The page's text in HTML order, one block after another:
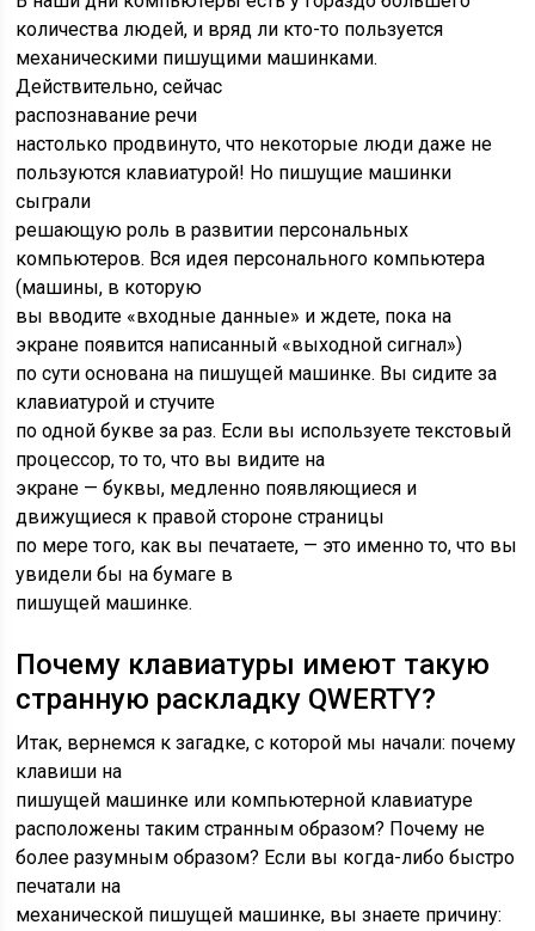
количества людей, и вряд ли кто-то пользуется
механическими пишущими машинками.
Действительно, сейчас
распознавание речи
настолько продвинуто, что некоторые люди даже не
пользуются клавиатурой! Но пишущие машинки
сыграли
решающую роль в развитии персональных
компьютеров. Вся идея персонального компьютера
(машины, в которую
вы вводите «входные данные» и ждете, пока на
экране появится написанный «выходной сигнал»)
по сути основана на пишущей машинке. Вы сидите за
клавиатурой и стучите
по одной букве за раз. Если вы используете текстовый
процессор, то то, что вы видите на
экране — буквы, медленно появляющиеся и
движущиеся к правой стороне страницы
по мере того, как вы печатаете, — это именно то, что вы
увидели бы на бумаге в
пишущей машинке.
Почему клавиатуры имеют такую ​​
странную раскладку QWERTY?
Итак, вернемся к загадке, с которой мы начали: почему
клавиши на
пишущей машинке или компьютерной клавиатуре
расположены таким странным образом? Почему не
более разумным образом? Если вы когда-либо быстро
печатали на
механической пишущей машинке, вы знаете причину: